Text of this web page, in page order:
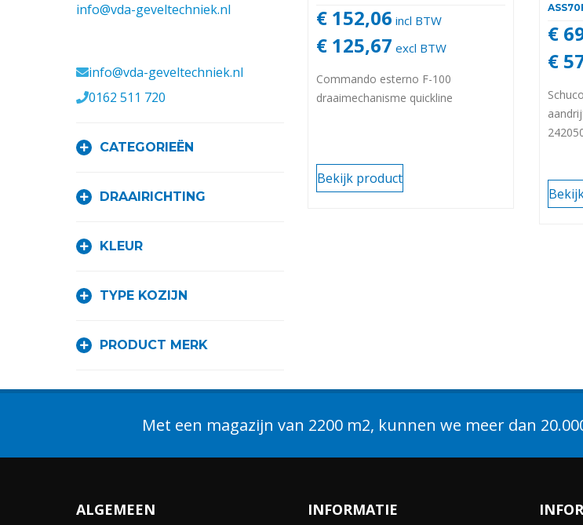
info@vda-geveltechniek.nl
info@vda-geveltechniek.nl
0162 511 720
CATEGORIEËN
DRAAIRICHTING
KLEUR
TYPE KOZIJN
PRODUCT MERK
€ 152,06 incl BTW
€ 125,67 excl BTW
Commando esterno F-100
draaimechanisme quickline
Bekijk product
€
€
Met een magazijn van 2200 m2, kunnen we meer dan
ALGEMEEN INFORMATIE